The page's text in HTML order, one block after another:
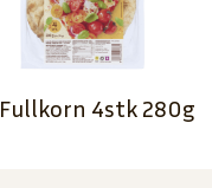
4stk 280g